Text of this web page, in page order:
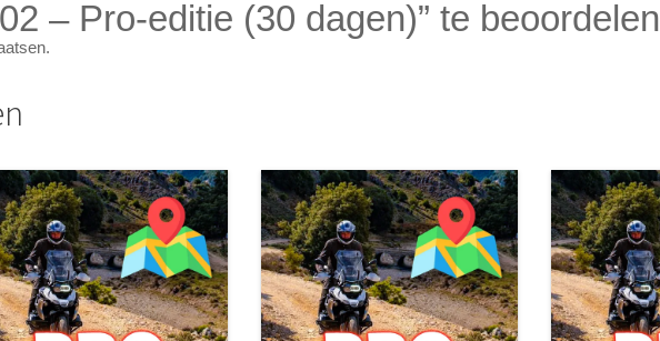
– Pro-editie (30 dagen)” te beoordelen